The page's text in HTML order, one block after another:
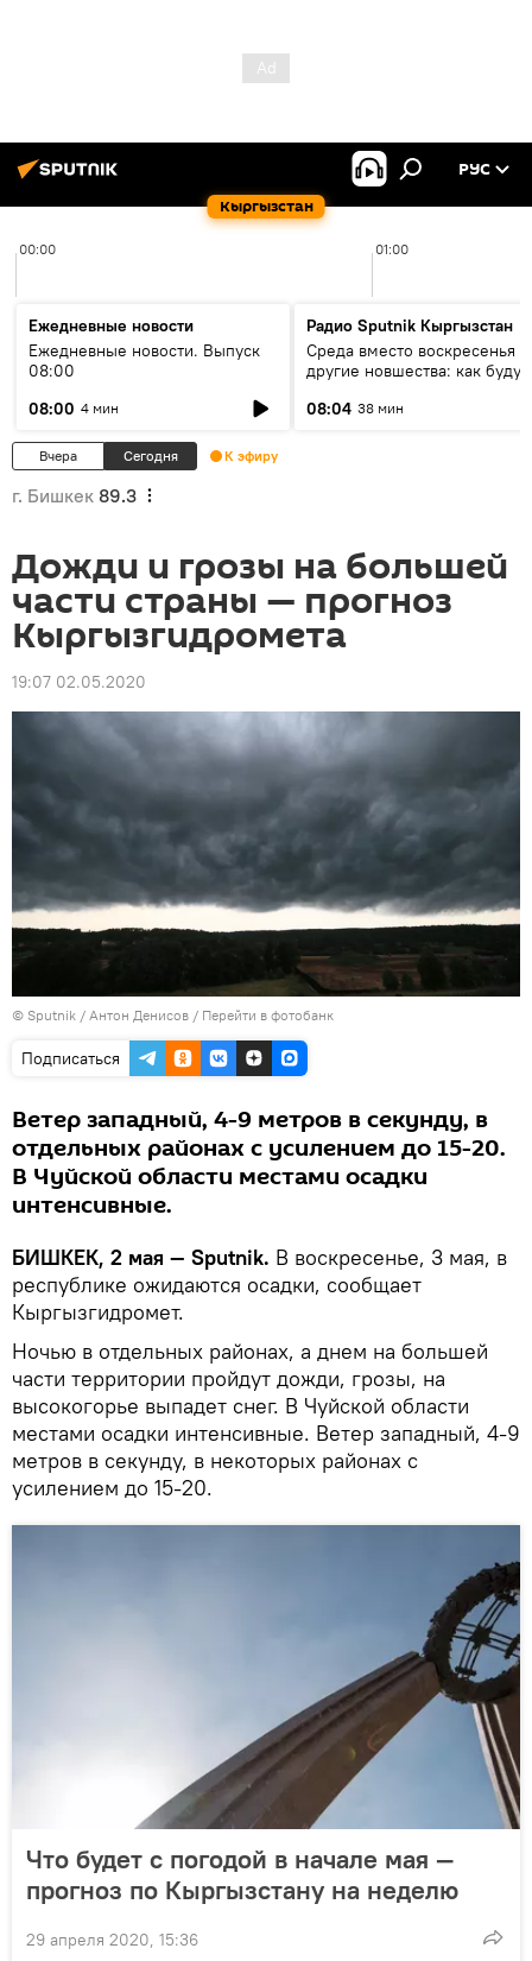
Кыргызстан
РУС
00:00 01:00
Ежедневные новости
Ежедневные новости. Выпуск
08:00
08:00 4 мин
Радио Sputnik Кыргызстан
Среда вместо воскресенья и
другие новшества: как будут
08:04 38 мин
Вчера Сегодня К эфиру
г. Бишкек 89.3
Дожди и грозы на большей
части страны — прогноз
Кыргызгидромета
19:07 02.05.2020
© Sputnik / Антон Денисов / Перейти в фотобанк
Подписаться
Ветер западный, 4-9 метров в секунду, в
отдельных районах с усилением до 15-20.
В Чуйской области местами осадки
интенсивные.
БИШКЕК, 2 мая — Sputnik. В воскресенье, 3 мая, в
республике ожидаются осадки, сообщает
Кыргызгидромет.
Ночью в отдельных районах, а днем на большей
части территории пройдут дожди, грозы, на
высокогорье выпадет снег. В Чуйской области
местами осадки интенсивные. Ветер западный, 4-9
метров в секунду, в некоторых районах с
усилением до 15-20.
Что будет с погодой в начале мая —
прогноз по Кыргызстану на неделю
29 апреля 2020, 15:36